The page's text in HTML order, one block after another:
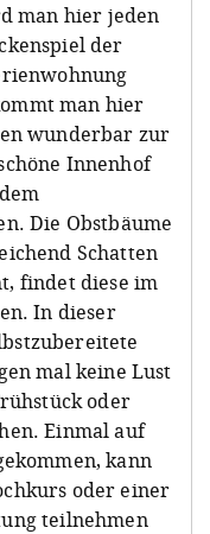
man hier jeden
der
man hier
wunderbar zur
Innenhof
Die Obstbäume
Schatten
findet diese im
In dieser
mal keine Lust
oder
Einmal auf
kann
oder einer
teilnehmen